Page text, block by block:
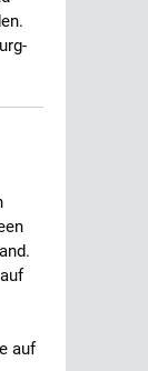
auf